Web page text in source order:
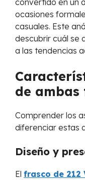
convertido en un
ocasiones
casuales. Este
descubrir cuál se
a las tendencias
de
Comprender los
diferenciar estas
Diseño y
El frasco de 212